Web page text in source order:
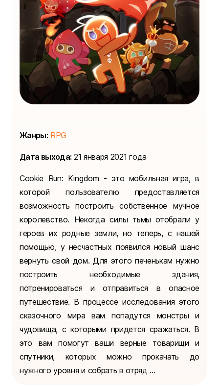
Жанры: RPG
Дата выхода: 21 января 2021 года
Cookie Run: Kingdom - это мобильная игра, в
которой пользователю предоставляется
возможность построить собственное мучное
королевство. Некогда силы тьмы отобрали у
героев их родные земли, но теперь, с нашей
помощью, у несчастных появился новый шанс
вернуть свой дом. Для этого печенькам нужно
построить необходимые здания,
потренироваться и отправиться в опасное
путешествие. В процессе исследования этого
сказочного мира вам попадутся монстры и
чудовища, с которыми придется сражаться. В
это вам помогут ваши верные товарищи и
спутники, которых можно прокачать до
нужного уровня и собрать в отряд ...